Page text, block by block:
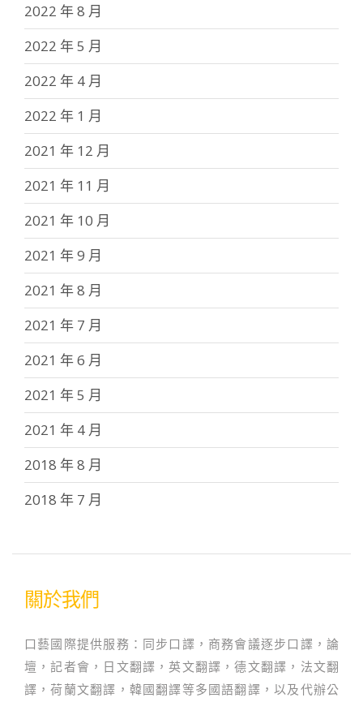
2022 年 8 月
2022 年 5 月
2022 年 4 月
2022 年 1 月
2021 年 12 月
2021 年 11 月
2021 年 10 月
2021 年 9 月
2021 年 8 月
2021 年 7 月
2021 年 6 月
2021 年 5 月
2021 年 4 月
2018 年 8 月
2018 年 7 月
關於我們
口藝國際提供服務：同步口譯，商務會議逐步口譯，論
壇，記者會，日文翻譯，英文翻譯，德文翻譯，法文翻
譯，荷蘭文翻譯，韓國翻譯等多國語翻譯，以及代辦公